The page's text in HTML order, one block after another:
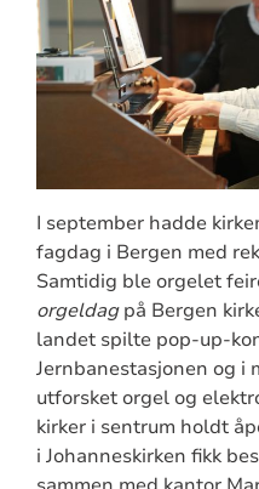
I september hadde
fagdag i Bergen med
Samtidig ble orgelet
orgeldagpå Bergen
landet spilte pop-up-
Jernbanestasjonen og i
utforsket orgel og
kirker i sentrum holdt
i Johanneskirken fikk